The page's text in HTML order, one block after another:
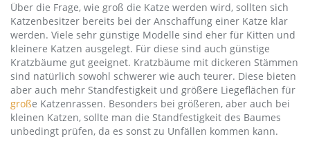
Über die Frage, wie groß die Katze werden wird, sollten sich
Katzenbesitzer bereits bei der Anschaffung einer Katze klar
werden. Viele sehr günstige Modelle sind eher für Kitten und
kleinere Katzen ausgelegt. Für diese sind auch günstige
Kratzbäume gut geeignet. Kratzbäume mit dickeren Stämmen
sind natürlich sowohl schwerer wie auch teurer. Diese bieten
aber auch mehr Standfestigkeit und größere Liegeflächen für
große Katzenrassen. Besonders bei größeren, aber auch bei
kleinen Katzen, sollte man die Standfestigkeit des Baumes
unbedingt prüfen, da es sonst zu Unfällen kommen kann.